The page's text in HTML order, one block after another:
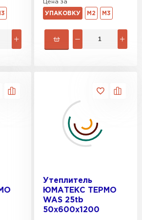
Цена за
УПАКОВКУ М2 М3
Утеплитель
ЮМАТЕКС ТЕРМО
WAS 25tb
50х600х1200
Юматекс Термо
ПЕРЕЙТИ
Неман
панели